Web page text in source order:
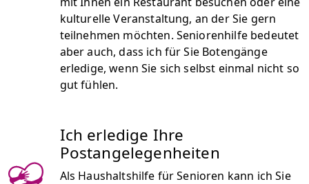
kulturelle Veranstaltung, an der Sie gern
teilnehmen möchten. Seniorenhilfe bedeutet
aber auch, dass ich für Sie Botengänge
erledige, wenn Sie sich selbst einmal nicht so
gut fühlen.
Ich erledige Ihre
Postangelegenheiten
Als Haushaltshilfe für Senioren kann ich Sie